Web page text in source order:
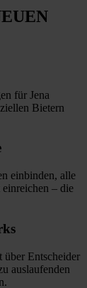
für Jena
Bietern
einbinden, alle
– die
über Entscheider
auslaufenden